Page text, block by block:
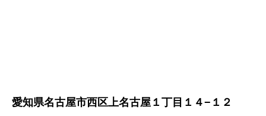
愛知県名古屋市西区上名古屋１丁目１４−１２